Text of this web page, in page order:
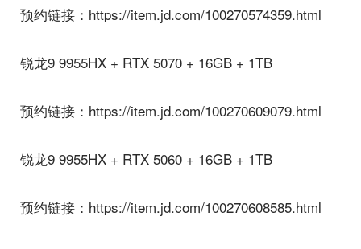
预约链接：https://item.jd.com/100270574359.html
锐龙9 9955HX + RTX 5070 + 16GB + 1TB
预约链接：https://item.jd.com/100270609079.html
锐龙9 9955HX + RTX 5060 + 16GB + 1TB
预约链接：https://item.jd.com/100270608585.html